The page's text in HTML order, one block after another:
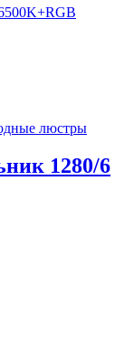
люстры
1280/6